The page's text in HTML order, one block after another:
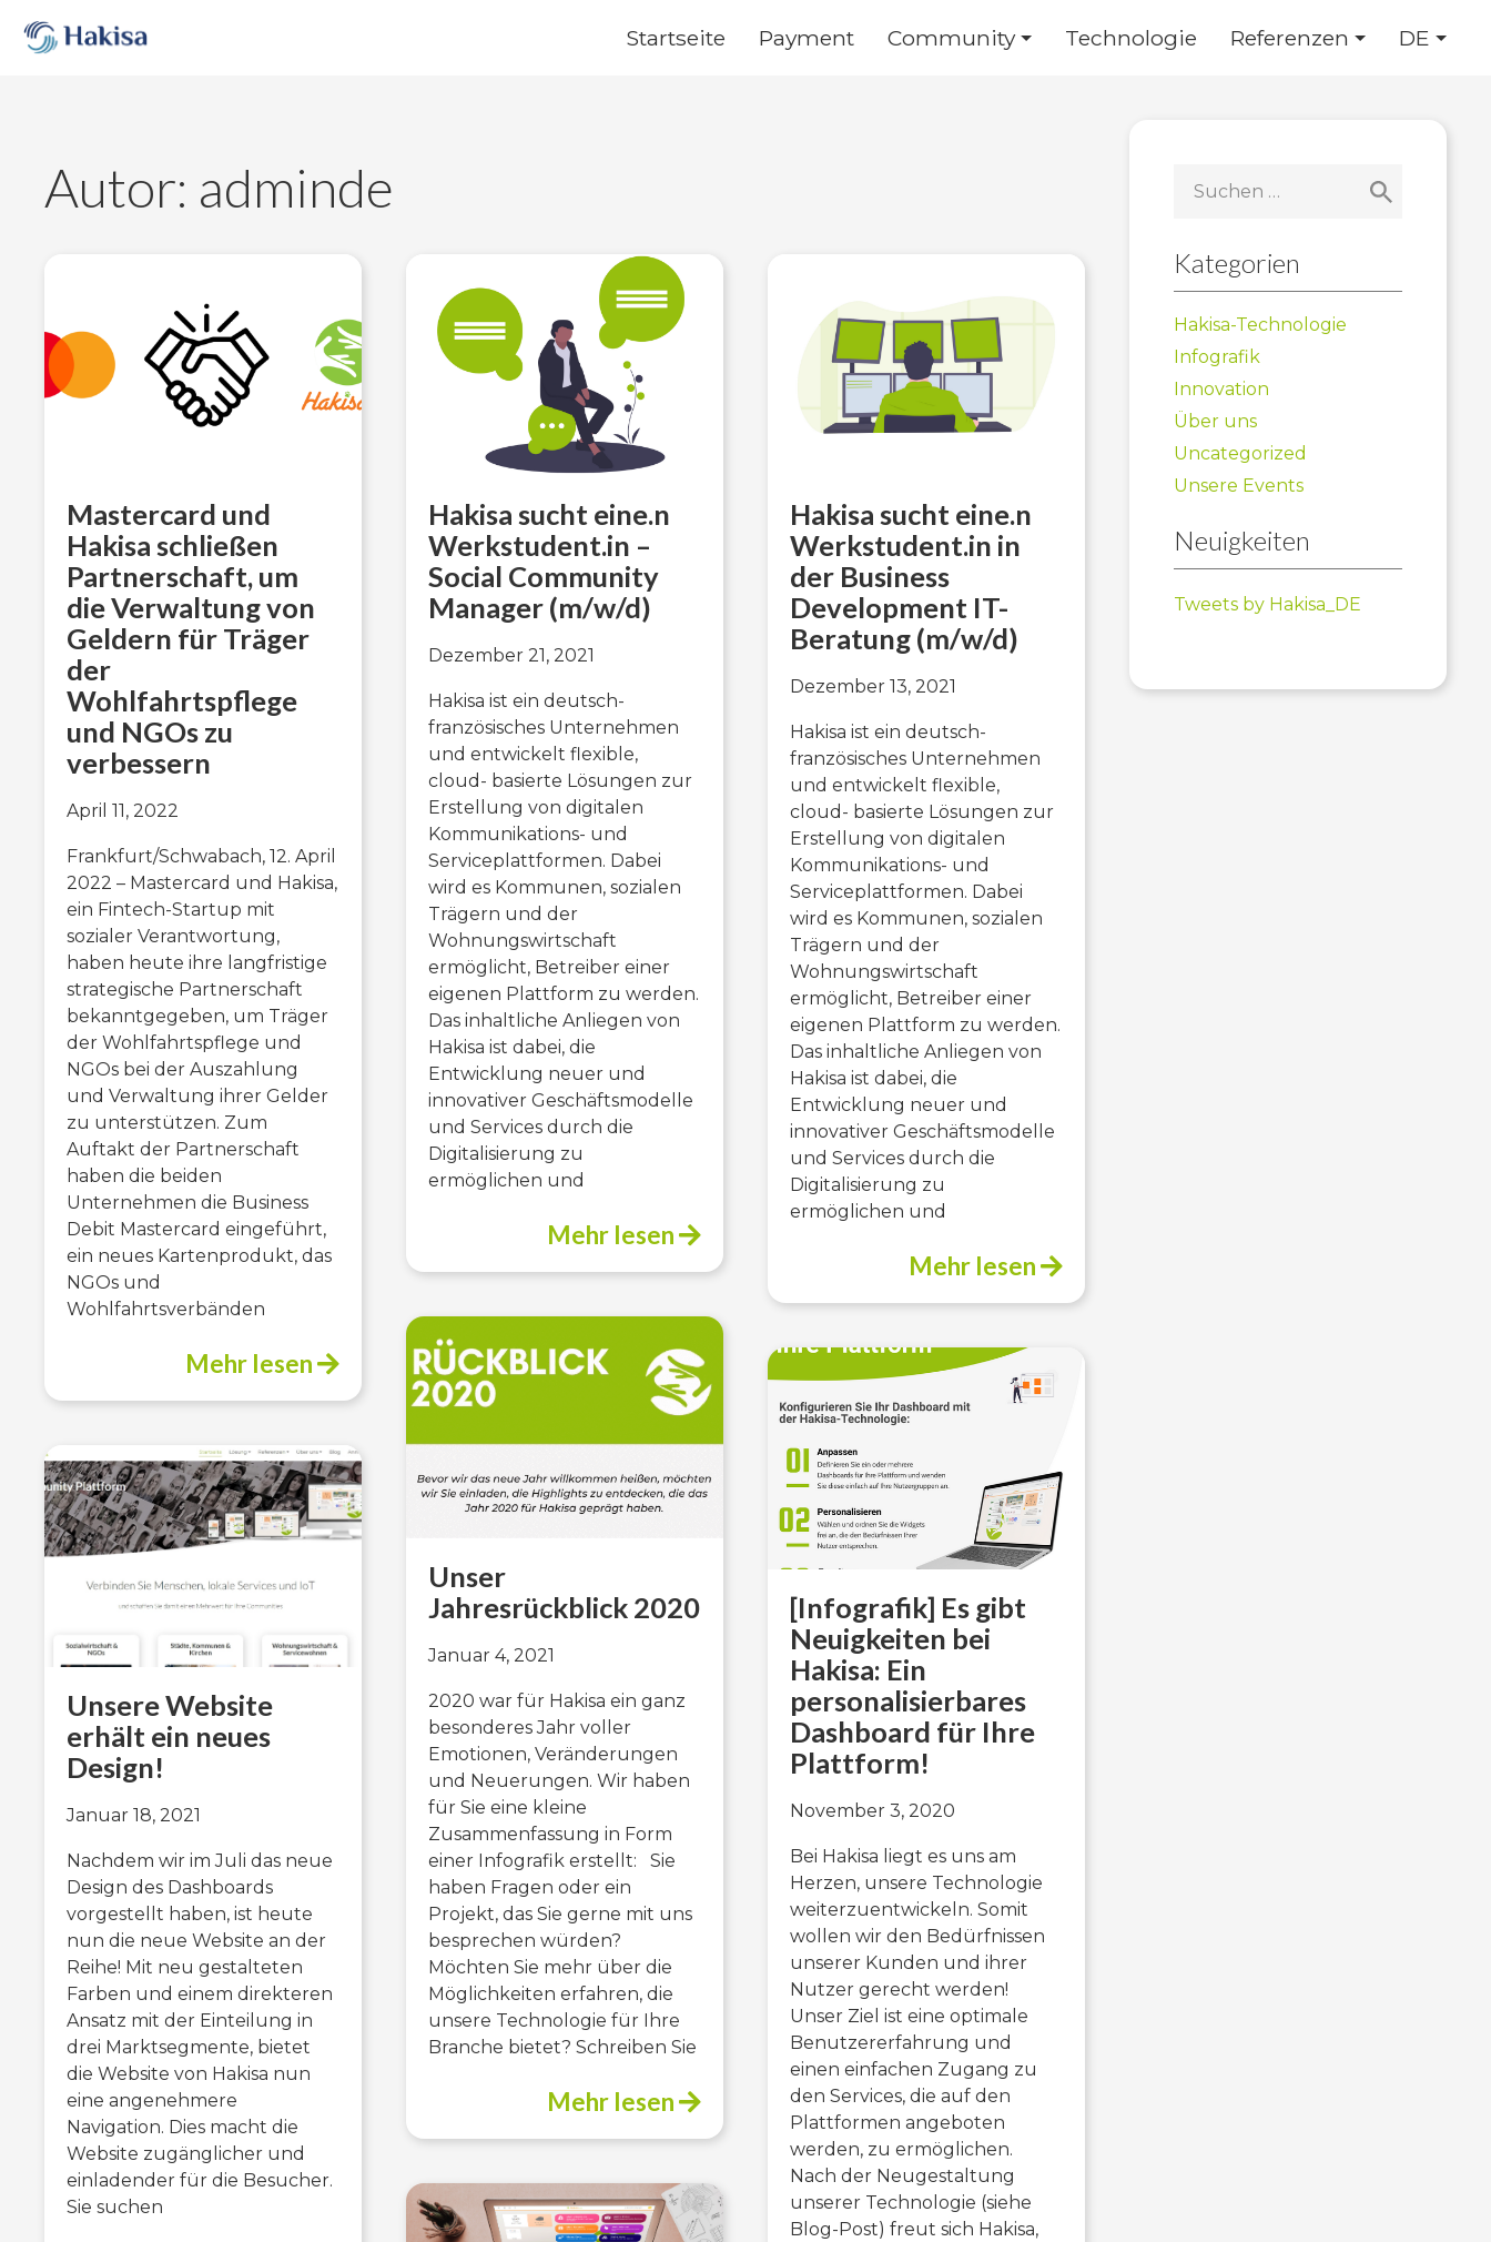
content
Startseite Payment Community Technologie Referenzen DE
Autor: adminde
Mastercard und
Hakisa schließen
Partnerschaft, um
die Verwaltung von
Geldern für Träger
der
Wohlfahrtspflege
und NGOs zu
verbessern
April 11, 2022
Frankfurt/Schwabach, 12. April
2022 – Mastercard und Hakisa,
ein Fintech-Startup mit
sozialer Verantwortung,
haben heute ihre langfristige
strategische Partnerschaft
bekanntgegeben, um Träger
der Wohlfahrtspflege und
NGOs bei der Auszahlung
und Verwaltung ihrer Gelder
zu unterstützen. Zum
Auftakt der Partnerschaft
haben die beiden
Unternehmen die Business
Debit Mastercard eingeführt,
ein neues Kartenprodukt, das
NGOs und
Wohlfahrtsverbänden
Mehr lesen
Hakisa sucht eine.n
Werkstudent.in –
Social Community
Manager (m/w/d)
Dezember 21, 2021
Hakisa ist ein deutsch-
französisches Unternehmen
und entwickelt flexible,
cloud- basierte Lösungen zur
Erstellung von digitalen
Kommunikations- und
Serviceplattformen. Dabei
wird es Kommunen, sozialen
Trägern und der
Wohnungswirtschaft
ermöglicht, Betreiber einer
eigenen Plattform zu werden.
Das inhaltliche Anliegen von
Hakisa ist dabei, die
Entwicklung neuer und
innovativer Geschäftsmodelle
und Services durch die
Digitalisierung zu
ermöglichen und
Mehr lesen
Hakisa sucht eine.n
Werkstudent.in in
der Business
Development IT-
Beratung (m/w/d)
Dezember 13, 2021
Hakisa ist ein deutsch-
französisches Unternehmen
und entwickelt flexible,
cloud- basierte Lösungen zur
Erstellung von digitalen
Kommunikations- und
Serviceplattformen. Dabei
wird es Kommunen, sozialen
Trägern und der
Wohnungswirtschaft
ermöglicht, Betreiber einer
eigenen Plattform zu werden.
Das inhaltliche Anliegen von
Hakisa ist dabei, die
Entwicklung neuer und
innovativer Geschäftsmodelle
und Services durch die
Digitalisierung zu
ermöglichen und
Mehr lesen
Unsere Website
erhält ein neues
Design!
Januar 18, 2021
Nachdem wir im Juli das neue
Design des Dashboards
vorgestellt haben, ist heute
nun die neue Website an der
Reihe! Mit neu gestalteten
Farben und einem direkteren
Ansatz mit der Einteilung in
drei Marktsegmente, bietet
die Website von Hakisa nun
eine angenehmere
Navigation. Dies macht die
Website zugänglicher und
einladender für die Besucher.
Sie suchen
Unser
Jahresrückblick 2020
Januar 4, 2021
2020 war für Hakisa ein ganz
besonderes Jahr voller
Emotionen, Veränderungen
und Neuerungen. Wir haben
für Sie eine kleine
Zusammenfassung in Form
einer Infografik erstellt: Sie
haben Fragen oder ein
Projekt, das Sie gerne mit uns
besprechen würden?
Möchten Sie mehr über die
Möglichkeiten erfahren, die
unsere Technologie für Ihre
Branche bietet? Schreiben Sie
Mehr lesen
[Infografik] Es gibt
Neuigkeiten bei
Hakisa: Ein
personalisierbares
Dashboard für Ihre
Plattform!
November 3, 2020
Bei Hakisa liegt es uns am
Herzen, unsere Technologie
weiterzuentwickeln. Somit
wollen wir den Bedürfnissen
unserer Kunden und ihrer
Nutzer gerecht werden!
Unser Ziel ist eine optimale
Benutzererfahrung und
einen einfachen Zugang zu
den Services, die auf den
Plattformen angeboten
werden, zu ermöglichen.
Nach der Neugestaltung
unserer Technologie (siehe
Blog-Post) freut sich Hakisa,
nach:
Kategorien
Hakisa-Technologie
Infografik
Innovation
Über uns
Uncategorized
Unsere Events
Neuigkeiten
Tweets by Hakisa_DE